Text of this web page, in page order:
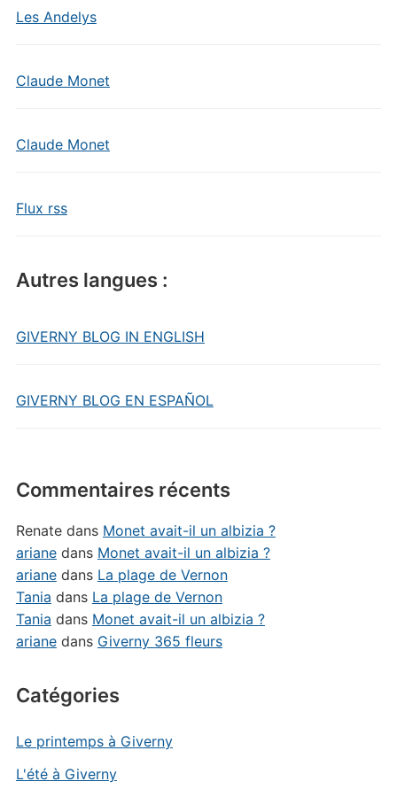
Les Andelys
Claude Monet
Claude Monet
Flux rss
Autres langues :
GIVERNY BLOG IN ENGLISH
GIVERNY BLOG EN ESPAÑOL
Commentaires récents
Renatedans Monet avait-il un albizia ?
arianedans Monet avait-il un albizia ?
arianedans La plage de Vernon
Tania dans La plage de Vernon
Tania dans Monet avait-il un albizia ?
arianedans Giverny 365 fleurs
Catégories
Le printemps à Giverny
L'été à Giverny